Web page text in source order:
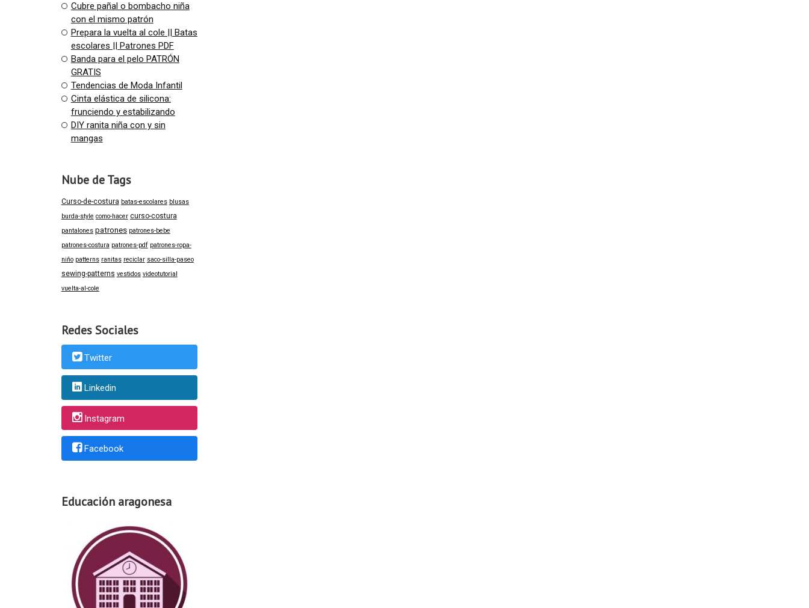
Cubre pañal o bombacho niña
con el mismo patrón
Prepara la vuelta al cole || Batas
escolares || Patrones PDF
Banda para el pelo PATRÓN
GRATIS
Tendencias de Moda Infantil
Cinta elástica de silicona:
frunciendo y estabilizando
DIY ranita niña con y sin
mangas
Nube de Tags
Curso-de-costura batas-escolares blusas
burda-style como-hacer curso-costura
pantalones patrones patrones-bebe
patrones-costura patrones-pdf patrones-ropa-
niño patterns ranitas reciclar saco-silla-paseo
sewing-patterns vestidos videotutorial
vuelta-al-cole
Redes Sociales
Twitter
Linkedin
Instagram
Facebook
Educación aragonesa